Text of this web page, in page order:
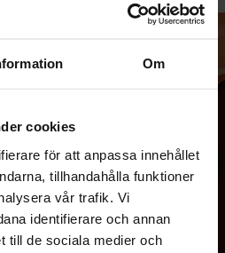
Om
cookies
för att anpassa innehållet
tillhandahålla funktioner
vår trafik. Vi
identifierare och annan
till de sociala medier och